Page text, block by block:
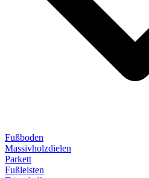
Fußboden
Massivholzdielen
Parkett
Fußleisten